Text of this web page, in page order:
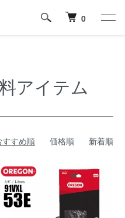
0
アイテム
すすめ順 価格順 新着順